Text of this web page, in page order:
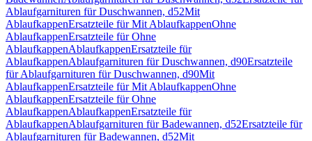
Ablaufgarnituren für Duschwannen, d52Mit
AblaufkappenErsatzteile für Mit AblaufkappenOhne
AblaufkappenErsatzteile für Ohne
AblaufkappenAblaufkappenErsatzteile für
AblaufkappenAblaufgarnituren für Duschwannen, d90Ersatzteile
für Ablaufgarnituren für Duschwannen, d90Mit
AblaufkappenErsatzteile für Mit AblaufkappenOhne
AblaufkappenErsatzteile für Ohne
AblaufkappenAblaufkappenErsatzteile für
AblaufkappenAblaufgarnituren für Badewannen, d52Ersatzteile für
Ablaufgarnituren für Badewannen, d52Mit